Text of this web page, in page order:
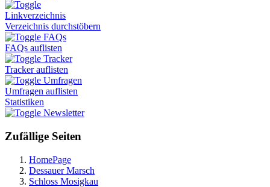
Linkverzeichnis
Verzeichnis durchstöbern
FAQs
FAQs auflisten
Tracker
Tracker auflisten
Umfragen
Umfragen auflisten
Statistiken
Newsletter
Zufällige Seiten
HomePage
Dessauer Marsch
Schloss Mosigkau